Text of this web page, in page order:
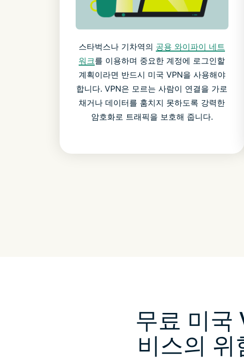
스타벅스나 기차역의 공용 와이파이 네트
워크를 이용하며 중요한 계정에 로그인할
계획이라면 반드시 미국 VPN을 사용해야
합니다. VPN은 모르는 사람이 연결을 가로
채거나 데이터를 훔치지 못하도록 강력한
암호화로 트래픽을 보호해 줍니다.
무료 미국
비스의